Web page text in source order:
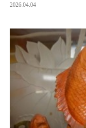
2026.04.04